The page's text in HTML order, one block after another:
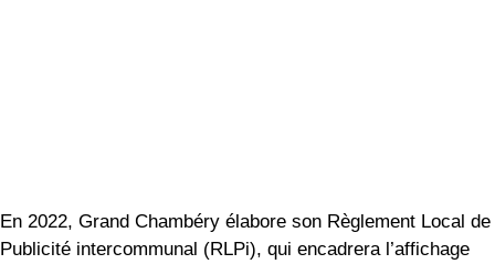
En 2022, Grand Chambéry élabore son Règlement Local de
Publicité intercommunal (RLPi), qui encadrera l’affichage